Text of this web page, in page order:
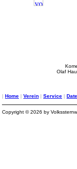
Olaf
| Home | Verein | Service |
Copyright © 2026 by